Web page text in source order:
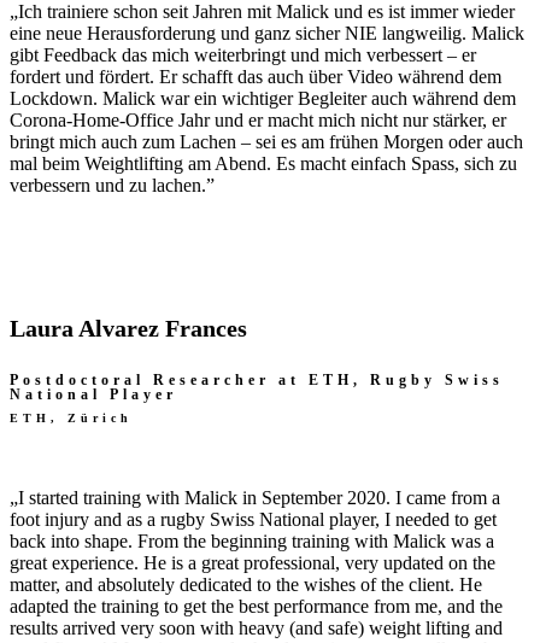
„Ich trainiere schon seit Jahren mit Malick und es ist immer wieder
eine neue Herausforderung und ganz sicher NIE langweilig. Malick
gibt Feedback das mich weiterbringt und mich verbessert – er
fordert und fördert. Er schafft das auch über Video während dem
Lockdown. Malick war ein wichtiger Begleiter auch während dem
Corona-Home-Office Jahr und er macht mich nicht nur stärker, er
bringt mich auch zum Lachen – sei es am frühen Morgen oder auch
mal beim Weightlifting am Abend. Es macht einfach Spass, sich zu
verbessern und zu lachen.”
Laura Alvarez Frances
Postdoctoral Researcher at ETH, Rugby Swiss
National Player
ETH, Zürich
„I started training with Malick in September 2020. I came from a
foot injury and as a rugby Swiss National player, I needed to get
back into shape. From the beginning training with Malick was a
great experience. He is a great professional, very updated on the
matter, and absolutely dedicated to the wishes of the client. He
adapted the training to get the best performance from me, and the
results arrived very soon with heavy (and safe) weight lifting and